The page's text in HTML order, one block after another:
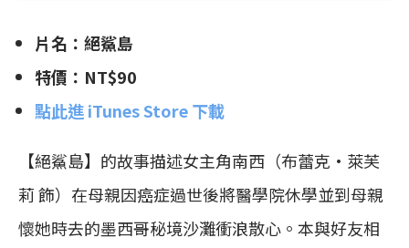
片名：絕鯊島
特價：NT$90
點此進 iTunes Store 下載
【絕鯊島】的故事描述女主角南西（布蕾克·萊芙
莉 飾）在母親因癌症過世後將醫學院休學並到母親
懷她時去的墨西哥秘境沙灘衝浪散心。本與好友相